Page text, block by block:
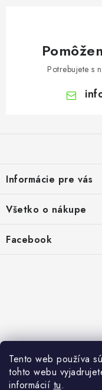
Tento web používa
tohto webu
informácií tu.
Potrebujete s
äInformácie pre vás
Registrace
Všetko o nákupe
Facebook